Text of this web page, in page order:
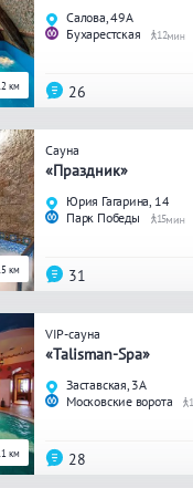
Купель
км
Салова, 49А
Бухарестская
12
26
км
Сауна
«Праздник»
Юрия Гагарина, 14
Парк Победы
15
31
км
VIP-сауна
«Talisman-Spa»
Заставская, 3А
Московские ворота
28